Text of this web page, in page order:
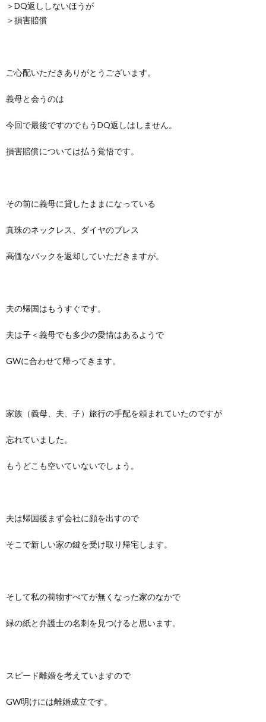
＞DQ返ししないほうが
＞損害賠償
ご心配いただきありがとうございます。
義母と会うのは
今回で最後ですのでもうDQ返しはしません。
損害賠償については払う覚悟です。
その前に義母に貸したままになっている
真珠のネックレス、ダイヤのブレス
高価なバックを返却していただきますが。
夫の帰国はもうすぐです。
夫は子＜義母でも多少の愛情はあるようで
GWに合わせて帰ってきます。
家族（義母、夫、子）旅行の手配を頼まれていたのですが
忘れていました。
もうどこも空いていないでしょう。
夫は帰国後まず会社に顔を出すので
そこで新しい家の鍵を受け取り帰宅します。
そして私の荷物すべてが無くなった家のなかで
緑の紙と弁護士の名刺を見つけると思います。
スピード離婚を考えていますので
GW明けには離婚成立です。